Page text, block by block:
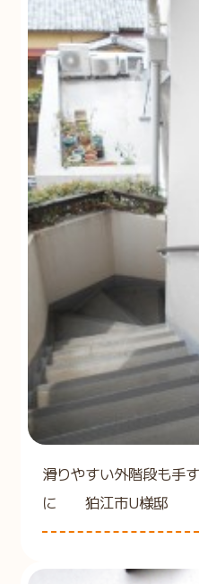
滑りやすい外階段も手
に 狛江市U様邸